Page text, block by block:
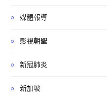
媒體報導
影視朝聖
新冠肺炎
新加坡